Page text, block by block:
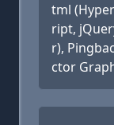
tml
ript,
r),
ctor